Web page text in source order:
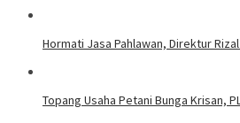
Hormati Jasa Pahlawan, Direktur
Topang Usaha Petani Bunga Krisan,